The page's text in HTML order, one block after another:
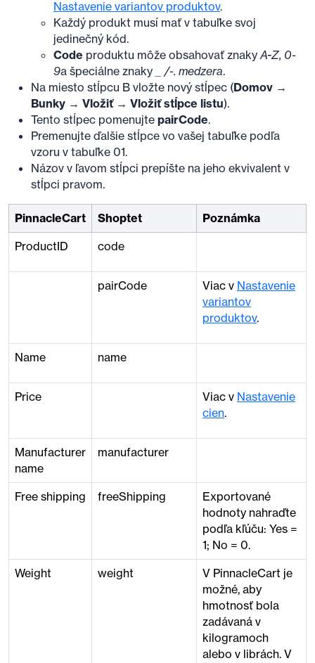
Nastavenie variantov produktov.
Každý produkt musí mať v tabuľke svoj
jedinečný kód.
Code produktu môže obsahovať znakyA-Z, 0-
9a špeciálne znaky /-. medzera.
Na miesto stĺpcu B vložte nový stĺpec (Domov →
Bunky → Vložiť → Vložiť stĺpce listu).
Tento stĺpec pomenujte pairCode.
Premenujte ďalšie stĺpce vo vašej tabuľke podľa
vzoru v tabuľke 01.
Názov v ľavom stĺpci prepíšte na jeho ekvivalent v
stĺpci pravom.
PinnacleCart Shoptet
Poznámka
ProductID
code
pairCode Viac v Nastavenie
variantov
produktov.
Name name
Price Viac v Nastavenie
cien.
Manufacturer
name
manufacturer
Free shipping freeShipping
Exportované
hodnoty nahraďte
podľa kľúču: Yes =
1; No = 0.
Weight
weight
V PinnacleCart je
možné, aby
hmotnosť bola
zadávaná v
kilogramoch
alebo v librách. V